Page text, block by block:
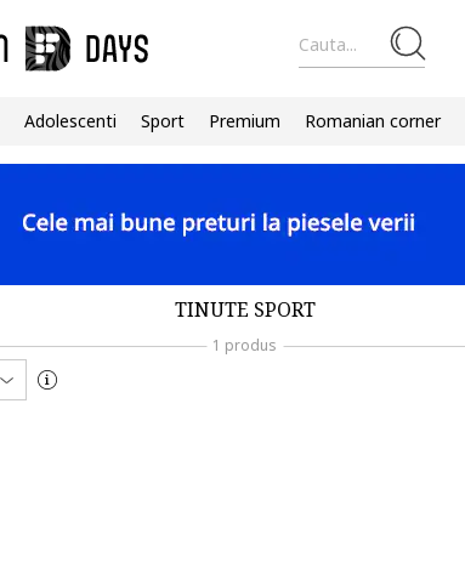
Cauta...
Adolescenti Sport Premium Romanian corner
TINUTE SPORT
1 produs